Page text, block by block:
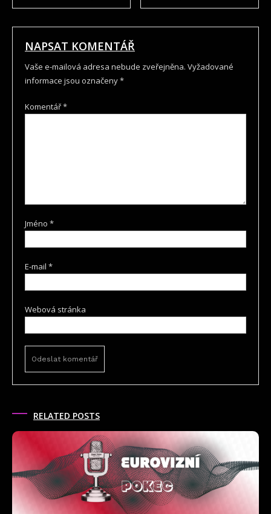
PRO
PŘÍSPĚVEK
NAPSAT KOMENTÁŘ
Vaše e-mailová adresa nebude zveřejněna. Vyžadované
informace jsou označeny*
Komentář*
Jméno *
E-mail *
Webová stránka
RELATED POSTS